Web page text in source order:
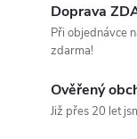
Doprava
Při objednávce
zdarma!
Ověřený
Již přes 20 let